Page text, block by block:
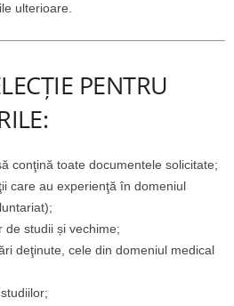
ulterioare.
PENTRU
conţină toate documentele solicitate;
care au experienţă în domeniul
de studii și vechime;
deţinute, cele din domeniul medical